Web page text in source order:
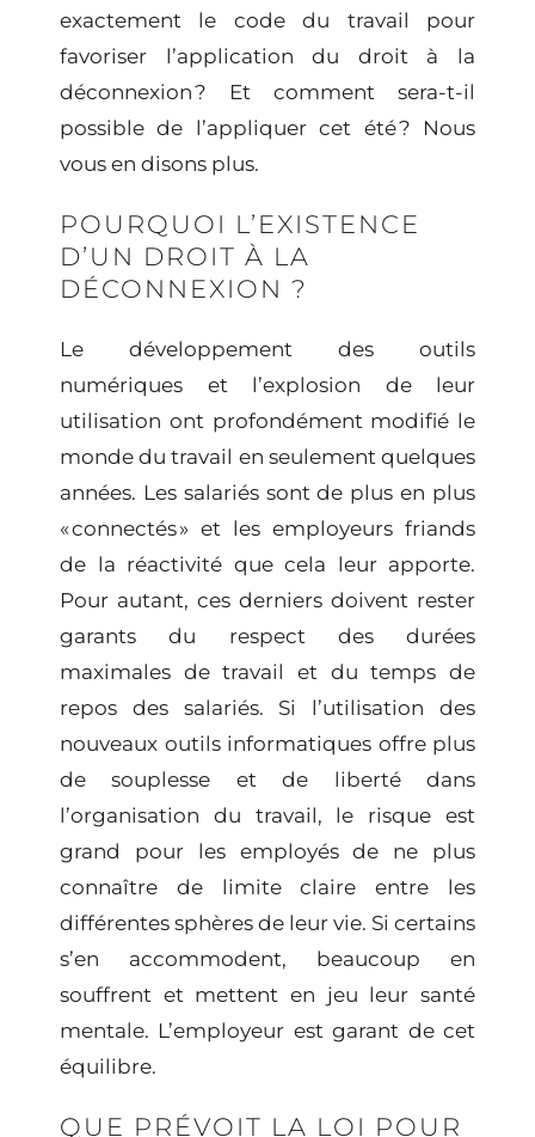
exactement le code du travail pour
favoriser l’application du droit à la
déconnexion ? Et comment sera-t-il
possible de l’appliquer cet été ? Nous
vous en disons plus.
POURQUOI L’EXISTENCE
D’UN DROIT À LA
DÉCONNEXION ?
Le développement des outils
numériques et l’explosion de leur
utilisation ont profondément modifié le
monde du travail en seulement quelques
années. Les salariés sont de plus en plus
« connectés » et les employeurs friands
de la réactivité que cela leur apporte.
Pour autant, ces derniers doivent rester
garants du respect des durées
maximales de travail et du temps de
repos des salariés. Si l’utilisation des
nouveaux outils informatiques offre plus
de souplesse et de liberté dans
l’organisation du travail, le risque est
grand pour les employés de ne plus
connaître de limite claire entre les
différentes sphères de leur vie. Si certains
s’en accommodent, beaucoup en
souffrent et mettent en jeu leur santé
mentale. L’employeur est garant de cet
équilibre.
QUE PRÉVOIT LA LOI POUR